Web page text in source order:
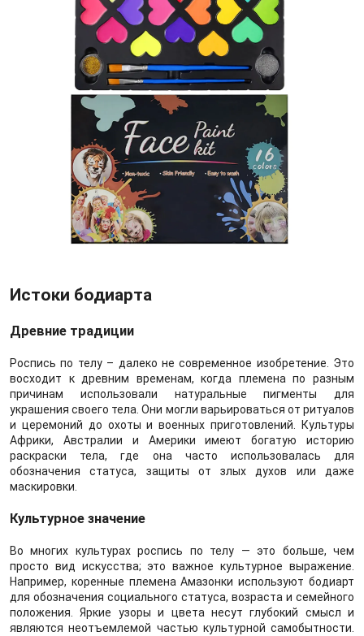
Истоки бодиарта
Древние традиции
Роспись по телу – далеко не современное изобретение. Это
восходит к древним временам, когда племена по разным
причинам использовали натуральные пигменты для
украшения своего тела. Они могли варьироваться от ритуалов
и церемоний до охоты и военных приготовлений. Культуры
Африки, Австралии и Америки имеют богатую историю
раскраски тела, где она часто использовалась для
обозначения статуса, защиты от злых духов или даже
маскировки.
Культурное значение
Во многих культурах роспись по телу — это больше, чем
просто вид искусства; это важное культурное выражение.
Например, коренные племена Амазонки используют бодиарт
для обозначения социального статуса, возраста и семейного
положения. Яркие узоры и цвета несут глубокий смысл и
являются неотъемлемой частью культурной самобытности.